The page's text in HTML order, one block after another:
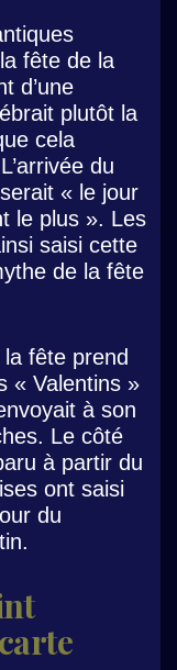
fête de la
d’une
plutôt la
cela
du
« le jour
le plus ». Les
saisi cette
de la fête
la fête prend
« Valentins »
à son
Le côté
à partir du
ont saisi
du